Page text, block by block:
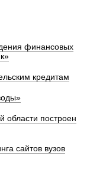
финансовых
кредитам
области построен
сайтов вузов